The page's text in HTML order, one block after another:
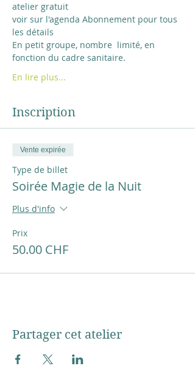
atelier gratuit
voir sur l'agenda Abonnement pour tous
les détails
En petit groupe, nombre  limité, en
fonction du cadre sanitaire.
En lire plus...
Inscription
Vente expirée
Type de billet
Soirée Magie de la Nuit
Plus d'info
Prix
50.00 CHF
Partager cet atelier